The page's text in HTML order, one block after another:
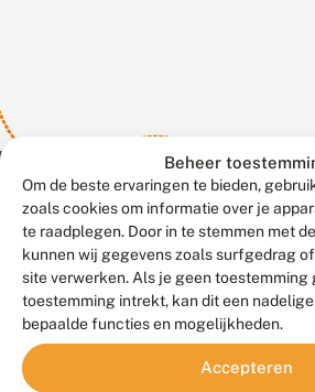
Beheer
Om de beste ervaringen te bieden,
zoals cookies om informatie over je
te raadplegen. Door in te stemmen met
kunnen wij gegevens zoals surfgedrag
site verwerken. Als je geen
toestemming intrekt, kan dit een
bepaalde functies en mogelijkheden.
Accepteren
Contact
Veelgestelde vragen
Meld waarnemingen
© 2026
Duurzaam ontwikkeld door
Go2People
Blue Field Agency
Privacy
Disclaimer
Sitemap